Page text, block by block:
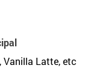
Vanilla Latte, etc